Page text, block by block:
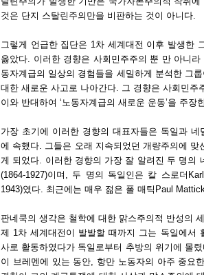
것은 단지 스탈린주의만을 비판하는 것이 아니다.
그렇게 언급한 집단은 1차 세계대전 이후 발생한
옳았다. 이러한 경향은 사회민주주의 뿐 만 아니
동자계급의 일상의 경험들을 세밀하게 분석한 그
대한 새로운 사고로 나아간다. 그 경향은 사회민주
이와 반대하여 ‘노동자계급의 새로운 운동’을 주장
가장 초기에 이러한 경향의 대표자들은 독일과
에 속했다. 그들은 오래 지속되었던 개량주의에
게 되었다. 이러한 경향의 가장 잘 알려진 두 명의
(1864-1927)이며, 두 명의 독일인은 칼 스로더
1943)였다. 최근에는 매우 젊은 폴 매틱Paul
판네쿡의 생각은 철학에 대한 맑스주의적 반성의
제 1차 세계대전이 발발할 때까지 그는 독일에서
사로 활동하였다가 독일로부터 추방의 위기에 몰
이 브레멘에 있는 동안, 항만 노동자의 아주 중요